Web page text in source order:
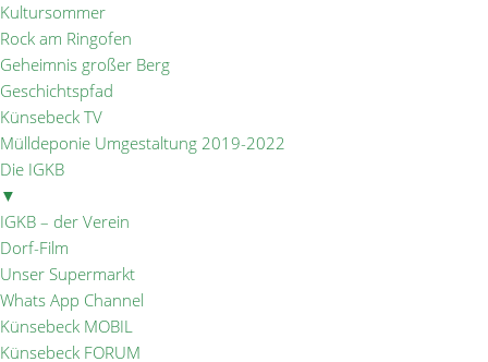
Kultursommer
Rock am Ringofen
Geheimnis großer Berg
Geschichtspfad
Künsebeck TV
Mülldeponie Umgestaltung 2019-2022
Die IGKB
▼
IGKB – der Verein
Dorf-Film
Unser Supermarkt
Whats App Channel
Künsebeck MOBIL
Künsebeck FORUM